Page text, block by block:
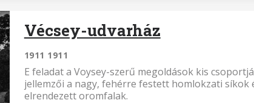
Vécsey-udvarház
1911 1911
E feladat a Voysey-szerű megoldások kis
jellemzői a nagy, fehérre festett homlokzati síkok
elrendezett oromfalak.